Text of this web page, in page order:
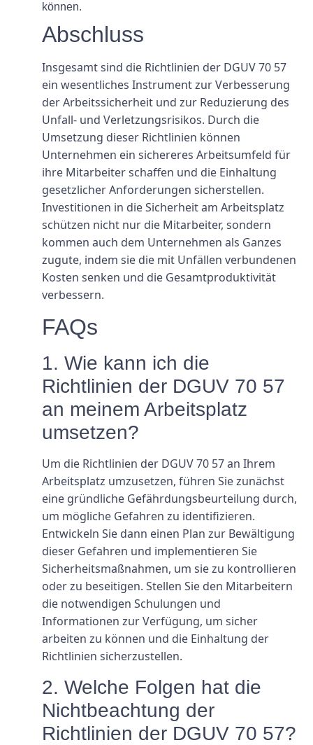
können.
Abschluss
Insgesamt sind die Richtlinien der DGUV 70 57
ein wesentliches Instrument zur Verbesserung
der Arbeitssicherheit und zur Reduzierung des
Unfall- und Verletzungsrisikos. Durch die
Umsetzung dieser Richtlinien können
Unternehmen ein sichereres Arbeitsumfeld für
ihre Mitarbeiter schaffen und die Einhaltung
gesetzlicher Anforderungen sicherstellen.
Investitionen in die Sicherheit am Arbeitsplatz
schützen nicht nur die Mitarbeiter, sondern
kommen auch dem Unternehmen als Ganzes
zugute, indem sie die mit Unfällen verbundenen
Kosten senken und die Gesamtproduktivität
verbessern.
FAQs
1. Wie kann ich die
Richtlinien der DGUV 70 57
an meinem Arbeitsplatz
umsetzen?
Um die Richtlinien der DGUV 70 57 an Ihrem
Arbeitsplatz umzusetzen, führen Sie zunächst
eine gründliche Gefährdungsbeurteilung durch,
um mögliche Gefahren zu identifizieren.
Entwickeln Sie dann einen Plan zur Bewältigung
dieser Gefahren und implementieren Sie
Sicherheitsmaßnahmen, um sie zu kontrollieren
oder zu beseitigen. Stellen Sie den Mitarbeitern
die notwendigen Schulungen und
Informationen zur Verfügung, um sicher
arbeiten zu können und die Einhaltung der
Richtlinien sicherzustellen.
2. Welche Folgen hat die
Nichtbeachtung der
Richtlinien der DGUV 70 57?